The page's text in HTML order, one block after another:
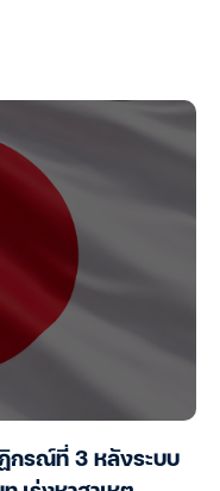
กรณ์ที่ 3 หลังระบบ